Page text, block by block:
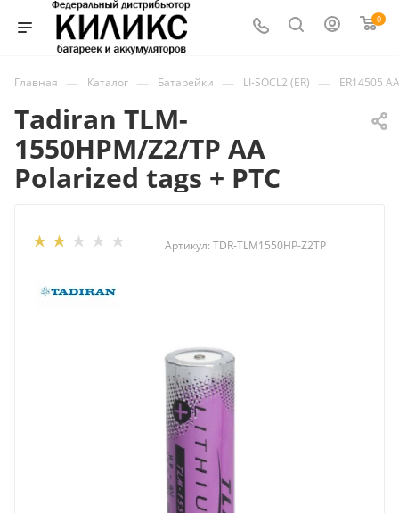
0
Главная — Каталог — Батарейки — LI-SOCL2 (ER) — ER14505 AA
Tadiran TLM-
1550HPM/Z2/TP AA
Polarized tags + PTC
Артикул: TDR-TLM1550HP-Z2TP